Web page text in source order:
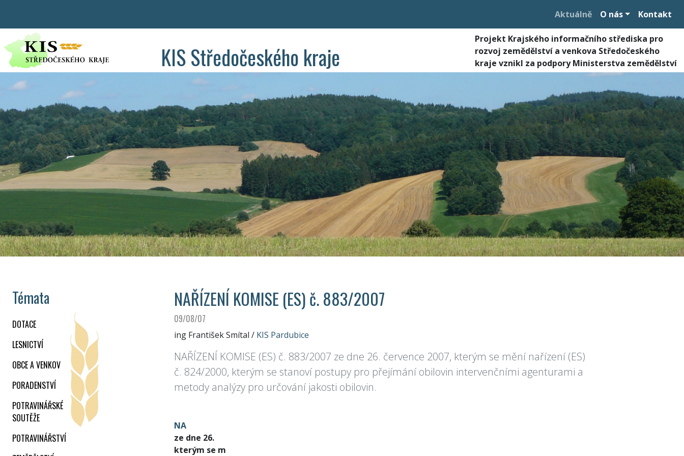
Aktuálně O nás Kontakt
KIS Středočeského kraje
Projekt Krajského informačního střediska pro
rozvoj zemědělství a venkova Středočeského
kraje vznikl za podpory Ministerstva zemědělství
Témata
DOTACE
LESNICTVÍ
OBCE A VENKOV
PORADENSTVÍ
POTRAVINÁŘSKÉ
SOUTĚŽE
POTRAVINÁŘSTVÍ
NAŘÍZENÍ KOMISE (ES) č. 883/2007
09/08/07
ing František Smítal / KIS Pardubice
NAŘÍZENÍ KOMISE (ES) č. 883/2007 ze dne 26. července 2007, kterým se mění nařízení (ES)
č. 824/2000, kterým se stanoví postupy pro přejímání obilovin intervenčními agenturami a
metody analýzy pro určování jakosti obilovin.
NA
ze dne 26.
kterým se m